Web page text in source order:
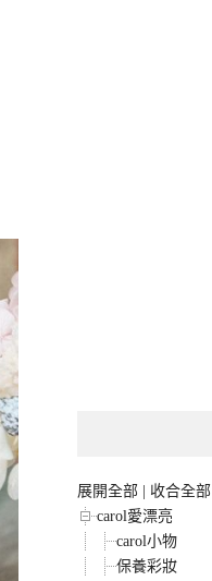
展開全部 | 收合全部
carol愛漂亮
carol小物
保養彩妝